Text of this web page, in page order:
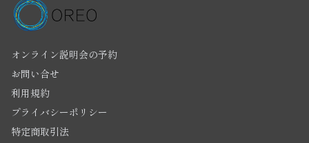
オンライン説明会の予約
お問い合せ
利用規約
プライバシーポリシー
特定商取引法